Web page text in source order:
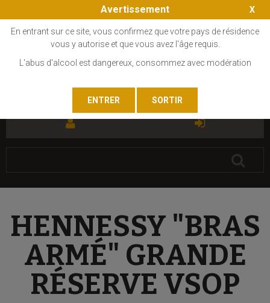
HENNESSY "BRAS
ARMÉ" GRANDE
RÉSERVE VSOP
Avertissement
En entrant sur ce site, vous confirmez que votre pays de résidence
vous y autorise et que vous avez l'âge requis.
L'abus d'alcool est dangereux, consommez avec modération